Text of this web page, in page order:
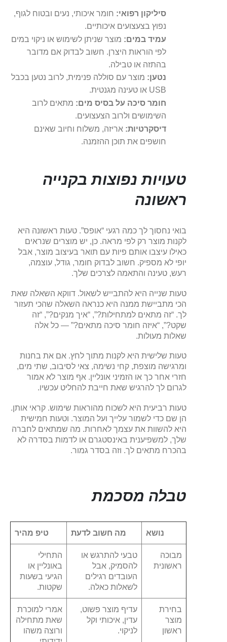
סיליקון רפואי: חומר איכותי, נעים ובטוח לגוף,
נפוץ בצעצועים איכותיים.
עמיד במים: מוצר שניתן לשימוש או ניקוי במים
לפי הוראות היצרן. חשוב לבדוק אם מדובר
בהתזה או טבילה.
נטען: מוצר עם סוללה פנימית, לרוב נטען בכבל
USB או טעינה מגנטית.
חומר סיכה על בסיס מים: מתאים לרוב
השימושים ולרוב הצעצועים.
דיסקרטיות: אריזה, משלוח וחיוב שאינם
חושפים את תוכן ההזמנה.
טעויות נפוצות בקנייה
ראשונה
בואי נחסוך לך כמה רגעי “אופס”. טעות ראשונה היא
לקנות מוצר רק לפי מראה. כן, יש מוצרים שנראים
כאילו עיצבו אותם פיות עם תואר בעיצוב מוצר, אבל
יופי לא מספיק. חשוב לבדוק חומר, גודל, עוצמה,
רעש, טעינה והתאמה לצרכים שלך.
טעות שנייה היא להתבייש לשאול. דווקא השאלה שאת
הכי מתביישת ממנה היא כנראה השאלה שהכי תעזור
לך. “זה מתאים למתחילות?”, “איך מנקים?”, “זה
שקט?”, “איזה חומר סיכה מתאים?” — כל אלה
שאלות מעולות.
טעות שלישית היא לקנות מתוך לחץ. אם את בחנות
ומרגישה מוצפת, קחי נשימה, צאי לסיבוב, שתי מים,
חזרי אחר כך או הזמיני אונליין. אף מוצר לא אמור
לגרום לך להרגיש שאת חייבת להחליט עכשיו.
טעות רביעית היא לשכוח מהוראות שימוש. קראי אותן.
הן שם כדי לשמור עלייך ועל המוצר. וטעות חמישית
היא להשוות את עצמך לאחרות. מה שמתאים לחברה
שלך, למשפיענית באינסטגרם או לדמות בסדרה לא
בהכרח מתאים לך. וזה בסדר גמור.
טבלה מסכמת
נושא מה חשוב לדעת טיפ מהיר
מבוכה
ראשונית
טבעי להתרגש או
להסמיק, אבל
העובדים רגילים
לשאלות כאלה.
התחילי
באונליין או
הגיעי בשעות
שקטות.
בחירת
מוצר
ראשון
עדיף מוצר פשוט,
עדין, איכותי וקל
לניקוי.
אמרי למוכרת
שאת מתחילה
ורוצה משהו